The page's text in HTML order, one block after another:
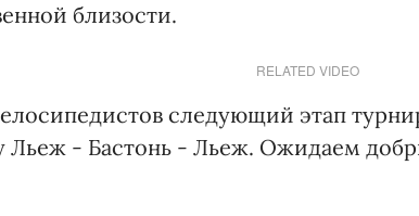
близости.
RELATED VIDEO
следующий этап
Льеж - Бастонь - Льеж. Ожидаем